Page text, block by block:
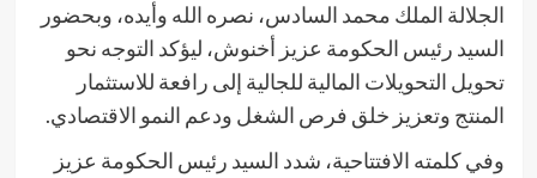
الجلالة الملك محمد السادس، نصره الله وأيده، وبحضور
السيد رئيس الحكومة عزيز أخنوش، ليؤكد التوجه نحو
تحويل التحويلات المالية للجالية إلى رافعة للاستثمار
المنتج وتعزيز خلق فرص الشغل ودعم النمو الاقتصادي.
وفي كلمته الافتتاحية، شدد السيد رئيس الحكومة عزيز